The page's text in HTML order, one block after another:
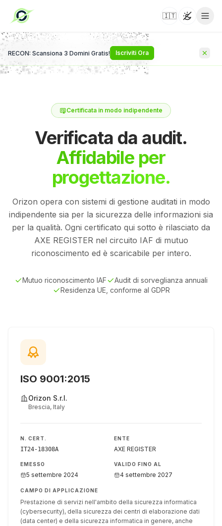
🇮🇹 Toggle
RECON: Scansiona 3 Domini Gratis! Iscriviti Ora
Certificata in modo indipendente
Verificata da audit.
Affidabile per
progettazione.
Orizon opera con sistemi di gestione auditati in modo
indipendente sia per la sicurezza delle informazioni sia
per la qualità. Ogni certificato qui sotto è rilasciato da
AXE REGISTER nel circuito IAF di mutuo
riconoscimento ed è scaricabile per intero.
Mutuo riconoscimento IAF
Audit di sorveglianza annuali
Residenza UE, conforme al GDPR
ISO 9001:2015
Orizon S.r.l.
Brescia, Italy
N. CERT.
IT24-18308A
ENTE
AXE REGISTER
EMESSO
5 settembre 2024
VALIDO FINO AL
4 settembre 2027
CAMPO DI APPLICAZIONE
Prestazione di servizi nell'ambito della sicurezza informatica
(cybersecurity), della sicurezza dei centri di elaborazione dati
(data center) e della sicurezza informatica in genere, anche